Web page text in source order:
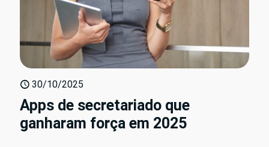
30/10/2025
Apps de secretariado que
ganharam força em 2025